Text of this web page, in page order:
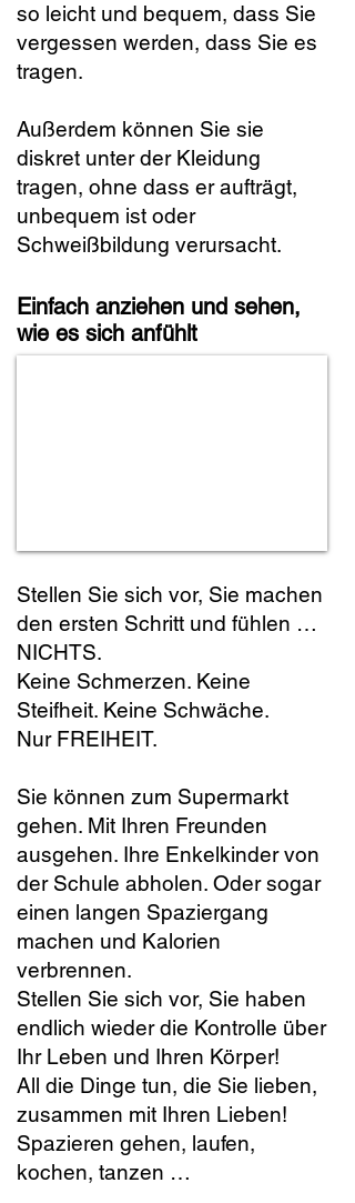
so leicht und bequem, dass Sie
vergessen werden, dass Sie es
tragen.
Außerdem können Sie sie
diskret unter der Kleidung
tragen, ohne dass er aufträgt,
unbequem ist oder
Schweißbildung verursacht.
Einfach anziehen und sehen,
wie es sich anfühlt
Stellen Sie sich vor, Sie machen
den ersten Schritt und fühlen …
NICHTS.
Keine Schmerzen. Keine
Steifheit. Keine Schwäche.
Nur FREIHEIT.
Sie können zum Supermarkt
gehen. Mit Ihren Freunden
ausgehen. Ihre Enkelkinder von
der Schule abholen. Oder sogar
einen langen Spaziergang
machen und Kalorien
verbrennen.
Stellen Sie sich vor, Sie haben
endlich wieder die Kontrolle über
Ihr Leben und Ihren Körper!
All die Dinge tun, die Sie lieben,
zusammen mit Ihren Lieben!
Spazieren gehen, laufen,
kochen, tanzen …